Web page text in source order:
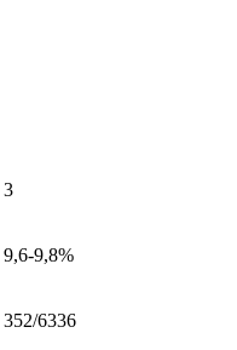
3
9,6-9,8%
352/6336